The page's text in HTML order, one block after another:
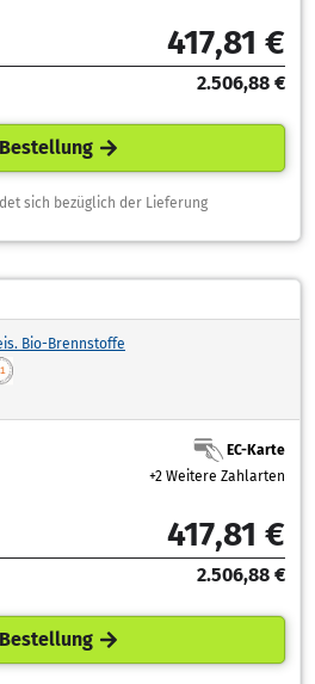
417,81 €
2.506,88 €
sich bezüglich der Lieferung
Bio-Brennstoffe
EC-Karte
+2 Weitere Zahlarten
417,81 €
2.506,88 €